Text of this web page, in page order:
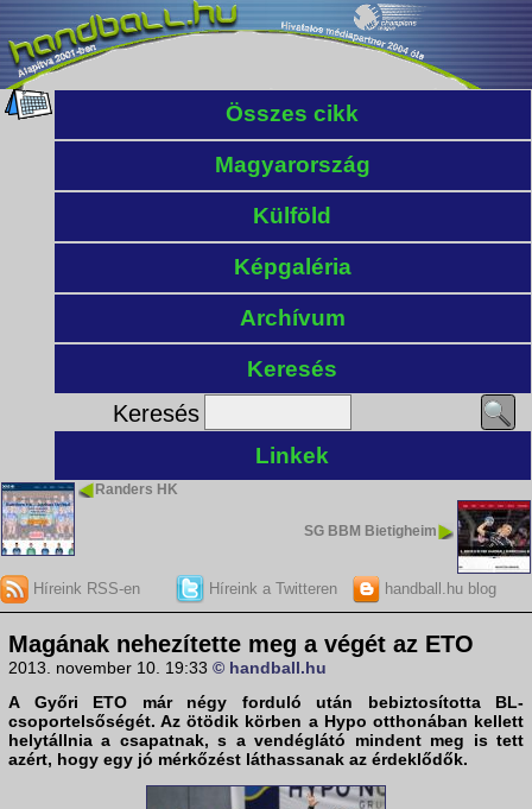
Összes cikk
Magyarország
Külföld
Képgaléria
Archívum
Keresés
Keresés
Linkek
Randers HK
SG BBM Bietigheim
Híreink RSS-en Híreink a Twitteren handball.hu blog
Magának nehezítette meg a végét az ETO
2013. november 10. 19:33 © handball.hu
A Győri ETO már négy forduló után bebiztosította BL-
csoportelsőségét. Az ötödik körben a Hypo otthonában kellett
helytállnia a csapatnak, s a vendéglátó mindent meg is tett
azért, hogy egy jó mérkőzést láthassanak az érdeklődők.